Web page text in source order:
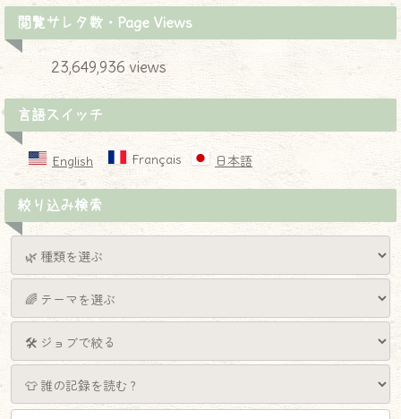
閲覧サレタ数・Page Views
23,649,936 views
言語スイッチ
English Français 日本語
絞り込み検索